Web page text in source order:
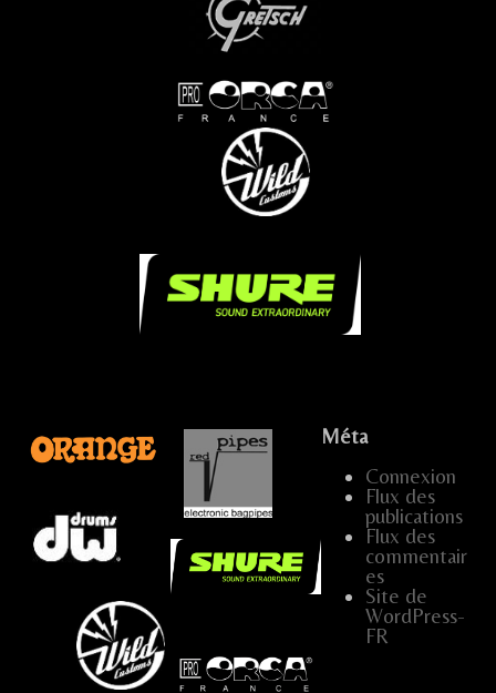
Méta
Connexion
Flux des
publications
Flux des
commentair
es
Site de
WordPress-
FR